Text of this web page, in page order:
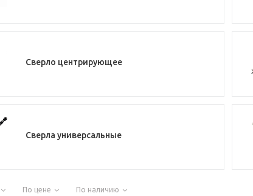
Сверло центрирующее
Сверла универсальные
По цене По наличию